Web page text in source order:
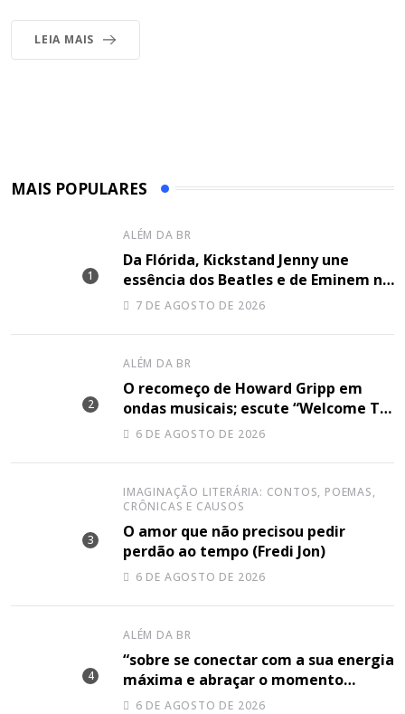
LEIA MAIS
MAIS POPULARES
ALÉM DA BR
Da Flórida, Kickstand Jenny une
essência dos Beatles e de Eminem na
canção “Lose Together”
7 DE AGOSTO DE 2026
ALÉM DA BR
O recomeço de Howard Gripp em
ondas musicais; escute “Welcome To
Your Life”
6 DE AGOSTO DE 2026
IMAGINAÇÃO LITERÁRIA: CONTOS, POEMAS,
CRÔNICAS E CAUSOS
O amor que não precisou pedir
perdão ao tempo (Fredi Jon)
6 DE AGOSTO DE 2026
ALÉM DA BR
“sobre se conectar com a sua energia
máxima e abraçar o momento
plenamente”, disse Shery M sobre
6 DE AGOSTO DE 2026